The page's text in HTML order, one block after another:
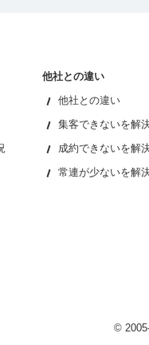
他社との違い
他社との違い
集客できないを解
成約できないを解
常連が少ないを解
©